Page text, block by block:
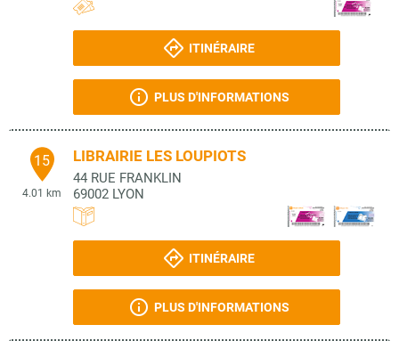
ITINÉRAIRE
PLUS D'INFORMATIONS
15
4.01 km
LIBRAIRIE LES LOUPIOTS
44 RUE FRANKLIN
69002 LYON
ITINÉRAIRE
PLUS D'INFORMATIONS